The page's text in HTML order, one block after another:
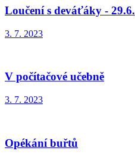
Loučení s deváťáky - 29.6.
3. 7. 2023
V počítačové učebně
3. 7. 2023
Opékání buřtů